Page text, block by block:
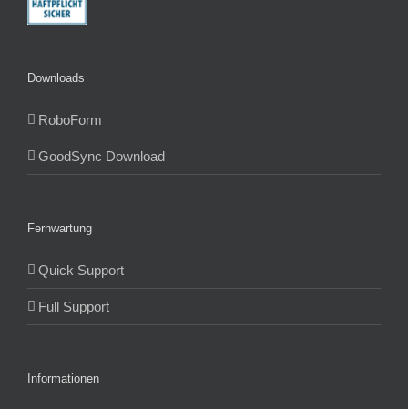
Downloads
RoboForm
GoodSync Download
Fernwartung
Quick Support
Full Support
Informationen